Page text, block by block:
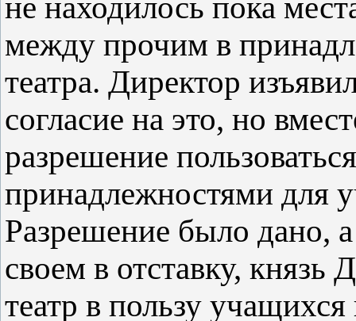
не находилось пока
между прочим в
театра. Директор
согласие на это, но
разрешение
принадлежностями для
Разрешение было дано,
своем в отставку, князь
театр в пользу